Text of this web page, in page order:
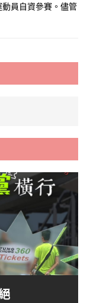
員自資參賽。儘管